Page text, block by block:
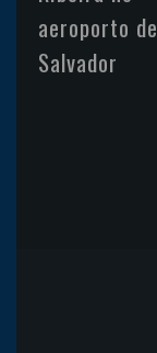
aeroporto de
Salvador